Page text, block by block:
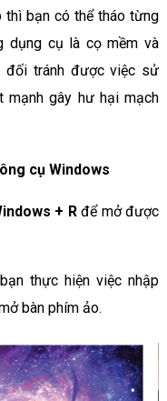
bạn có thể tháo từng
dụng cụ là cọ mềm và
đối tránh được việc sử
mạnh gây hư hại mạch
cụ Windows
+ Rđể mở được
thực hiện việc nhập
bàn phím ảo.